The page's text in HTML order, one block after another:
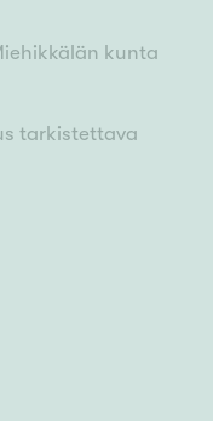
kunta
tarkistettava